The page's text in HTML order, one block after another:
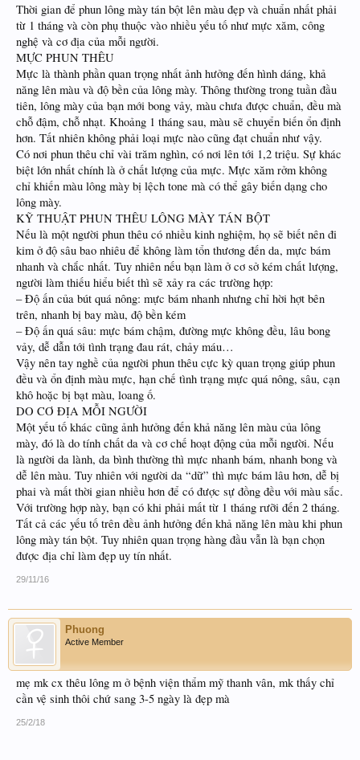
Thời gian để phun lông mày tán bột lên màu đẹp và chuẩn nhất phải
từ 1 tháng và còn phụ thuộc vào nhiều yếu tố như mực xăm, công
nghệ và cơ địa của mỗi người.
MỰC PHUN THÊU
Mực là thành phần quan trọng nhất ảnh hưởng đến hình dáng, khả
năng lên màu và độ bền của lông mày. Thông thường trong tuần đầu
tiên, lông mày của bạn mới bong vảy, màu chưa được chuẩn, đều mà
chỗ đậm, chỗ nhạt. Khoảng 1 tháng sau, màu sẽ chuyển biến ổn định
hơn. Tất nhiên không phải loại mực nào cũng đạt chuẩn như vậy.
Có nơi phun thêu chỉ vài trăm nghìn, có nơi lên tới 1,2 triệu. Sự khác
biệt lớn nhất chính là ở chất lượng của mực. Mực xăm rởm không
chỉ khiến màu lông mày bị lệch tone mà có thể gây biến dạng cho
lông mày.
KỸ THUẬT PHUN THÊU LÔNG MÀY TÁN BỘT
Nếu là một người phun thêu có nhiều kinh nghiệm, họ sẽ biết nên đi
kim ở độ sâu bao nhiêu để không làm tổn thương đến da, mực bám
nhanh và chắc nhất. Tuy nhiên nếu bạn làm ở cơ sở kém chất lượng,
người làm thiếu hiểu biết thì sẽ xảy ra các trường hợp:
– Độ ấn của bút quá nông: mực bám nhanh nhưng chỉ hời hợt bên
trên, nhanh bị bay màu, độ bền kém
– Độ ấn quá sâu: mực bám chậm, đường mực không đều, lâu bong
vảy, dễ dẫn tới tình trạng đau rát, chảy máu…
Vậy nên tay nghề của người phun thêu cực kỳ quan trọng giúp phun
đều và ổn định màu mực, hạn chế tình trạng mực quá nông, sâu, cạn
khô hoặc bị bạt màu, loang ố.
DO CƠ ĐỊA MỖI NGƯỜI
Một yếu tố khác cũng ảnh hưởng đến khả năng lên màu của lông
mày, đó là do tính chất da và cơ chế hoạt động của mỗi người. Nếu
là người da lành, da bình thường thì mực nhanh bám, nhanh bong và
dễ lên màu. Tuy nhiên với người da “dữ” thì mực bám lâu hơn, dễ bị
phai và mất thời gian nhiều hơn để có được sự đồng đều với màu sắc.
Với trường hợp này, bạn có khi phải mất từ 1 tháng rưỡi đến 2 tháng.
Tất cả các yếu tố trên đều ảnh hưởng đến khả năng lên màu khi phun
lông mày tán bột. Tuy nhiên quan trọng hàng đầu vẫn là bạn chọn
được địa chỉ làm đẹp uy tín nhất.
29/11/16
Phuong
Active Member
mẹ mk cx thêu lông m ở bệnh viện thẩm mỹ thanh vân, mk thấy chỉ
cần vệ sinh thôi chứ sang 3-5 ngày là đẹp mà
25/2/18